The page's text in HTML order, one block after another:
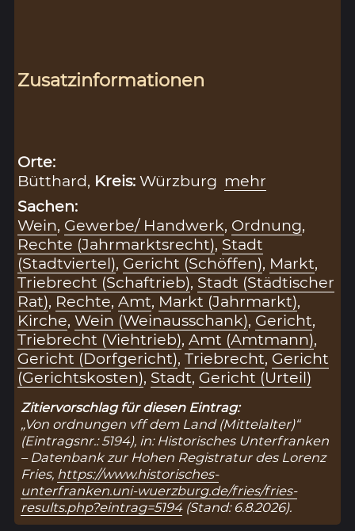
Zusatzinformationen
Orte:
Bütthard, Kreis:Würzburg mehr
Sachen:
Wein, Gewerbe/ Handwerk, Ordnung,
Rechte (Jahrmarktsrecht), Stadt
(Stadtviertel), Gericht (Schöffen), Markt,
Triebrecht (Schaftrieb), Stadt (Städtischer
Rat), Rechte,Amt, Markt (Jahrmarkt),
Kirche,Wein (Weinausschank), Gericht,
Triebrecht (Viehtrieb),Amt (Amtmann),
Gericht (Dorfgericht),Triebrecht, Gericht
(Gerichtskosten), Stadt, Gericht (Urteil)
Zitiervorschlag für diesen Eintrag:
„Von ordnungen vff dem Land (Mittelalter)“
(Eintragsnr.: 5194), in: Historisches Unterfranken
– Datenbank zur Hohen Registratur des Lorenz
Fries, https://www.historisches-
unterfranken.uni-wuerzburg.de/fries/fries-
results.php?eintrag=5194(Stand: 6.8.2026).